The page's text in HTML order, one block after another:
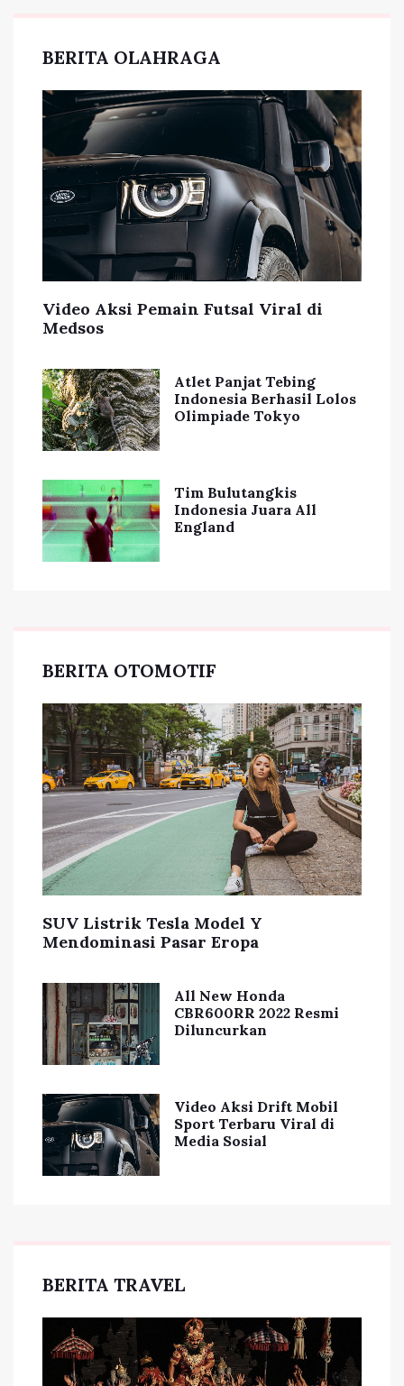
BERITA OLAHRAGA
Video Aksi Pemain Futsal Viral di
Medsos
Atlet Panjat Tebing
Indonesia Berhasil Lolos
Olimpiade Tokyo
Tim Bulutangkis
Indonesia Juara All
England
BERITA OTOMOTIF
SUV Listrik Tesla Model Y
Mendominasi Pasar Eropa
All New Honda
CBR600RR 2022 Resmi
Diluncurkan
Video Aksi Drift Mobil
Sport Terbaru Viral di
Media Sosial
BERITA TRAVEL